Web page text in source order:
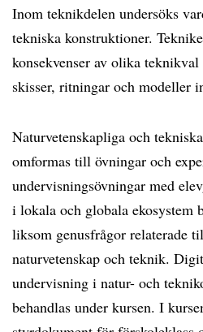
Inom teknikdelen undersöks
tekniska konstruktioner.
konsekvenser av olika
skisser, ritningar och modeller
Naturvetenskapliga och
omformas till övningar och
undervisningsövningar med
i lokala och globala ekosystem
liksom genusfrågor relaterade
naturvetenskap och teknik.
undervisning i natur- och
behandlas under kursen. I